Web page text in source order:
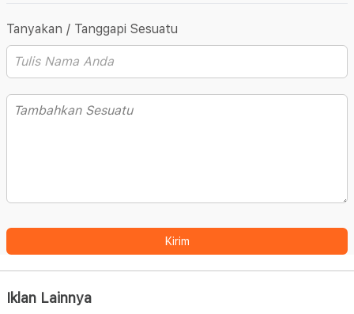
Tanyakan / Tanggapi Sesuatu
Kirim
Iklan Lainnya